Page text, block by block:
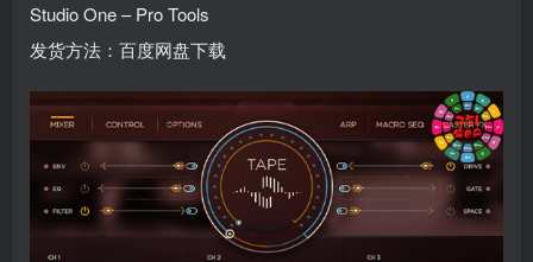
Studio One – Pro Tools
发货方法：百度网盘下载